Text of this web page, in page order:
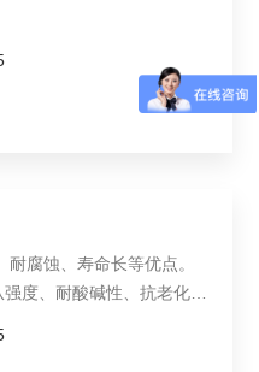
腐蚀、寿命长等优点。
度、耐酸碱性、抗老化性